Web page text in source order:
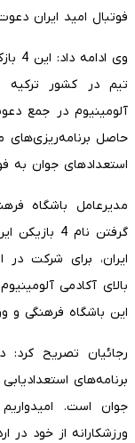
فوتبال امید ایران
آلومینیوم در جمع
حاصل
استعدادهای جوان به
مدیرعامل باشگاه
ایران، برای شرکت
بالای آکادمی
این باشگاه فرهنگی و
برنامه‌های
جوان است.
ورزشکارانه از خود